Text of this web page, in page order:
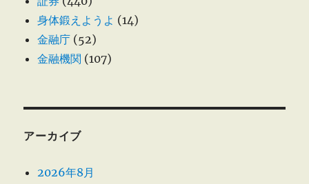
身体鍛えようよ (14)
金融庁 (52)
金融機関 (107)
アーカイブ
2026年8月